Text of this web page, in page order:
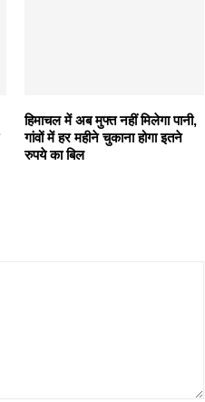
हिमाचल में अब मुफ्त नहीं मिलेगा पानी,
गांवों में हर महीने चुकाना होगा इतने
रुपये का बिल